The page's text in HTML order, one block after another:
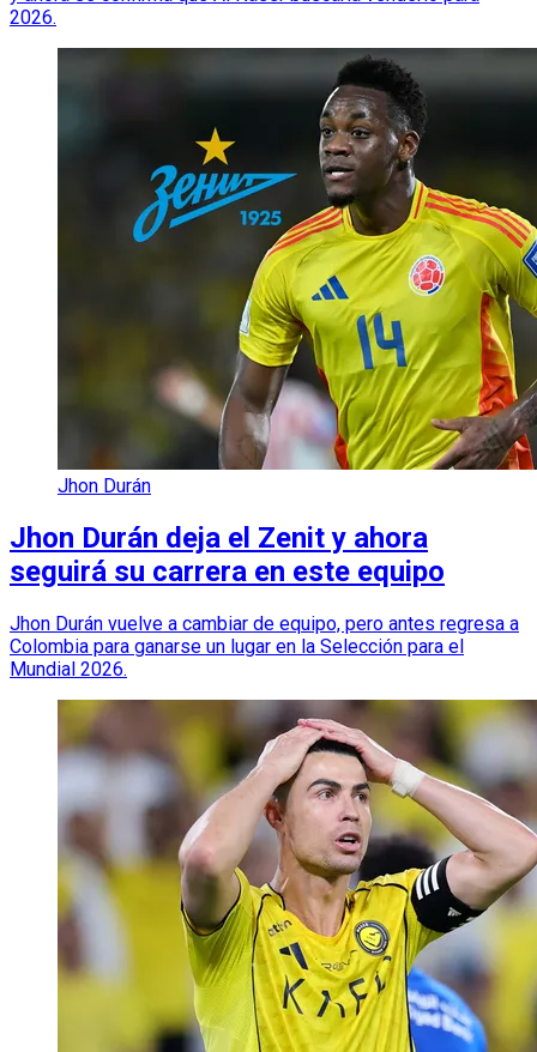
2026.
Jhon Durán
Jhon Durán deja el Zenit y ahora
seguirá su carrera en este equipo
Jhon Durán vuelve a cambiar de equipo, pero antes regresa a
Colombia para ganarse un lugar en la Selección para el
Mundial 2026.